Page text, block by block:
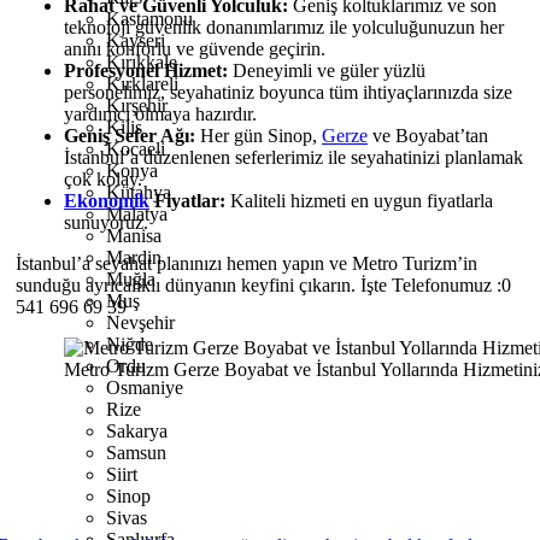
Kastamonu
Kayseri
Kırıkkale
Kırklareli
Kırşehir
Kilis
Kocaeli
Konya
Kütahya
Malatya
Manisa
Mardin
Muğla
Muş
Nevşehir
Niğde
Ordu
Osmaniye
Rize
Sakarya
Samsun
Siirt
Sinop
Sivas
Rahat ve Güvenli Yolculuk: Geniş koltuklarımız ve son
teknoloji güvenlik donanımlarımız ile yolculuğunuzun her
anını konforlu ve güvende geçirin.
Profesyonel Hizmet: Deneyimli ve güler yüzlü
personelimiz, seyahatiniz boyunca tüm ihtiyaçlarınızda size
yardımcı olmaya hazırdır.
Geniş Sefer Ağı: Her gün Sinop, Gerze ve Boyabat’tan
İstanbul’a düzenlenen seferlerimiz ile seyahatinizi planlamak
çok kolay.
EkonomikFiyatlar: Kaliteli hizmeti en uygun fiyatlarla
sunuyoruz.
İstanbul’a seyahat planınızı hemen yapın ve Metro Turizm’in
sunduğu ayrıcalıklı dünyanın keyfini çıkarın. İşte Telefonumuz :0
541 696 69 39
Metro Turizm Gerze Boyabat ve İstanbul Yollarında